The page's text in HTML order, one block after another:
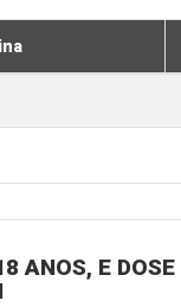
ANOS, E